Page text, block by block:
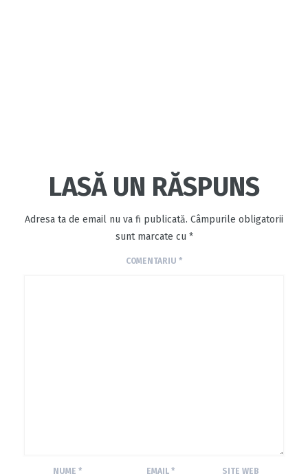
LASĂ UN RĂSPUNS
Adresa ta de email nu va fi publicată. Câmpurile obligatorii
sunt marcate cu *
COMENTARIU *
NUME * EMAIL* SITE WEB